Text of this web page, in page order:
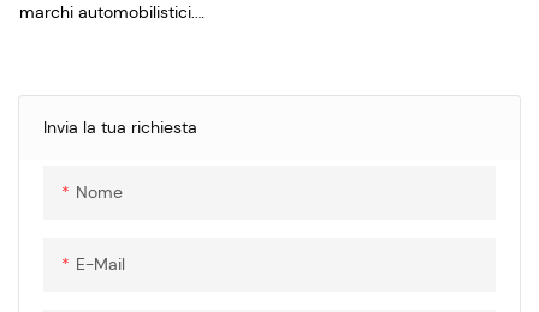
Invia la tua richiesta
Nome
E-Mail
marchi automobilistici.
base a diversi standard
internazionali tra cui IEC, GB/T,